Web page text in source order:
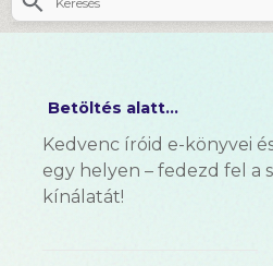
Betöltés alatt...
Kedvenc íróid e-könyvei
egy helyen – fedezd fel a
kínálatát!